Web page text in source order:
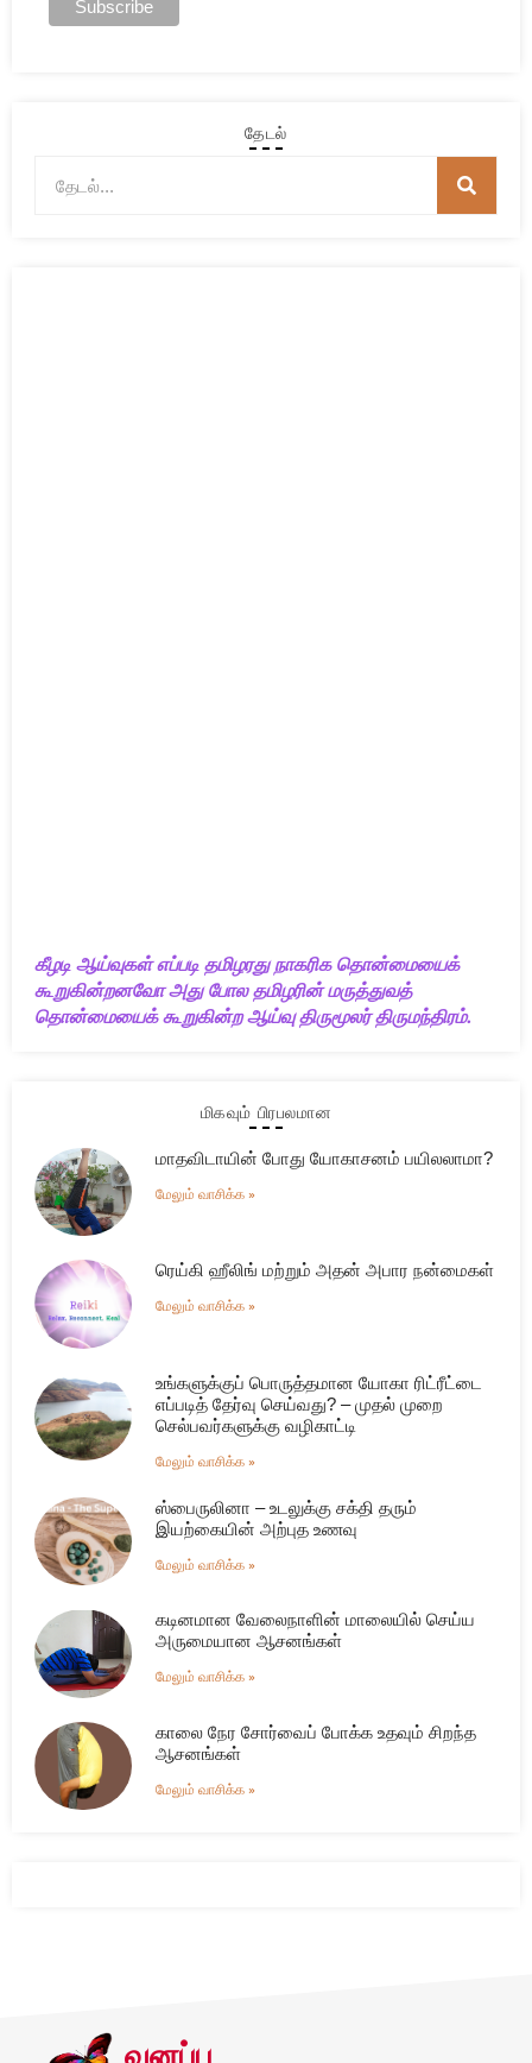
தேடல்
கீழடி ஆய்வுகள் எப்படி தமிழரது நாகரிக தொன்மையைக்
கூறுகின்றனவோ அது போல தமிழரின் மருத்துவத்
தொன்மையைக் கூறுகின்ற ஆய்வு திருமூலர் திருமந்திரம்.
மிகவும் பிரபலமான
மாதவிடாயின் போது யோகாசனம் பயிலலாமா?
மேலும் வாசிக்க »
ரெய்கி ஹீலிங் மற்றும் அதன் அபார நன்மைகள்
மேலும் வாசிக்க »
உங்களுக்குப் பொருத்தமான யோகா ரிட்ரீட்டை
எப்படித் தேர்வு செய்வது? – முதல் முறை
செல்பவர்களுக்கு வழிகாட்டி
மேலும் வாசிக்க »
ஸ்பைருலினா – உடலுக்கு சக்தி தரும்
இயற்கையின் அற்புத உணவு
மேலும் வாசிக்க »
கடினமான வேலைநாளின் மாலையில் செய்ய
அருமையான ஆசனங்கள்
மேலும் வாசிக்க »
காலை நேர சோர்வைப் போக்க உதவும் சிறந்த
ஆசனங்கள்
மேலும் வாசிக்க »